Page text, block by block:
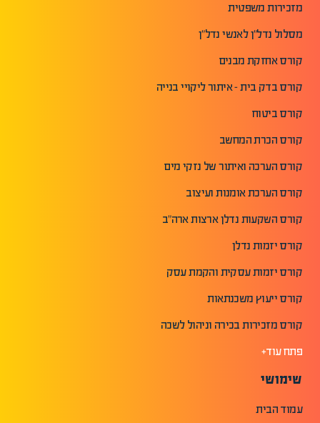
מזכירות משפטית
מסלול נדל"ן לאנשי נדל"ן
קורס אחזקת מבנים
קורס בדק בית - איתור ליקויי בנייה
קורס ביטוח
קורס הכרת המחשב
קורס הערכה ואיתור של נזקי מים
קורס הערכת אומנות ועיצוב
קורס השקעות נדלן ארצות ארה"ב
קורס יזמות נדלן
קורס יזמות עסקית והקמת עסק
קורס ייעוץ משכנתאות
קורס מזכירות בכירה וניהול לשכה
פתח עוד+
שימושי
עמוד הבית